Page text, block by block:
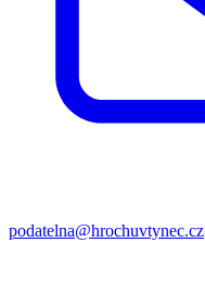
podatelna@hrochuvtynec.cz